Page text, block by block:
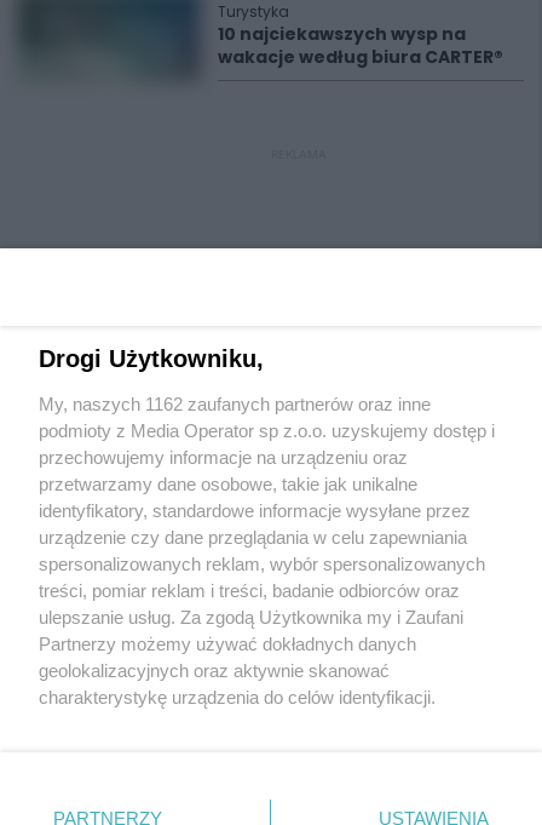
Turystyka
10 najciekawszych wysp na
wakacje według biura CARTER®
Wydawca mediówlokalnych
Nie zapomnij
zapoznać się z:
polityką prywatności regulamin korzystania z portali
Twojemiasto
Piekary Śląskie
Chorzów
Tarnowskie Góry
Gliwice
Skontakuj sięz nami
Kontakt
Wydawca
Redakcja
Drogi Użytkowniku,
My, naszych 1162 zaufanych partnerów oraz inne
podmioty z Media Operator sp z.o.o. uzyskujemy dostęp i
przechowujemy informacje na urządzeniu oraz
przetwarzamy dane osobowe, takie jak unikalne
identyfikatory, standardowe informacje wysyłane przez
urządzenie czy dane przeglądania w celu zapewniania
spersonalizowanych reklam, wybór spersonalizowanych
treści, pomiar reklam i treści, badanie odbiorców oraz
ulepszanie usług. Za zgodą Użytkownika my i Zaufani
Partnerzy możemy używać dokładnych danych
geolokalizacyjnych oraz aktywnie skanować
charakterystykę urządzenia do celów identyfikacji.
zmienić/wycofać klikając przycisk ustawień prywatności
PARTNERZY USTAWIENIA